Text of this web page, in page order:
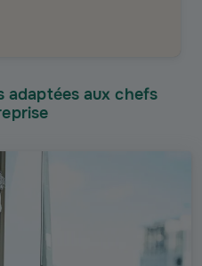
adaptées aux chefs